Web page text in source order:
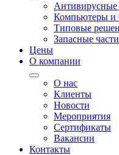
Компьютеры и
Типовые
Запасные
Цены
О компании
О нас
Клиенты
Новости
Мероприятия
Сертификаты
Вакансии
Контакты